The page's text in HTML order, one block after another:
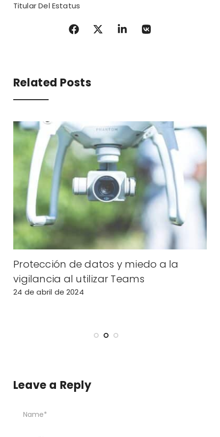
Titular Del Estatus
Related Posts
Protección de datos y miedo a la
vigilancia al utilizar Teams
24 de abril de 2024
Leave a Reply